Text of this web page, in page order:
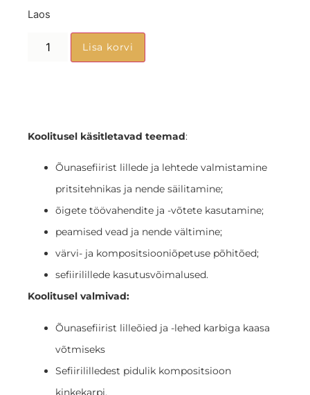
Laos
Lisa korvi
Koolitusel käsitletavad teemad:
Õunasefiirist lillede ja lehtede valmistamine
pritsitehnikas ja nende säilitamine;
õigete töövahendite ja -võtete kasutamine;
peamised vead ja nende vältimine;
värvi- ja kompositsiooniõpetuse põhitõed;
sefiirilillede kasutusvõimalused.
Koolitusel valmivad:
Õunasefiirist lilleõied ja -lehed karbiga kaasa
võtmiseks
Sefiirililledest pidulik kompositsioon
kinkekarpi.